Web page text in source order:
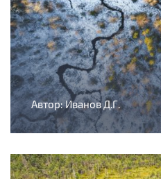
Автор: Иванов Д.Г.